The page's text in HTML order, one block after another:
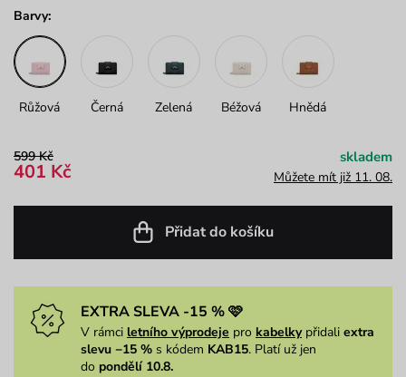
Barvy:
Růžová Černá Zelená Béžová Hnědá
599 Kč
401 Kč
skladem
Můžete mít již 11. 08.
Přidat do košíku
EXTRA SLEVA -15 % 🩷
V rámci letního výprodeje pro kabelkypřidali extra
slevu −15 % s kódem KAB15. Platí už jen
do pondělí 10.8.